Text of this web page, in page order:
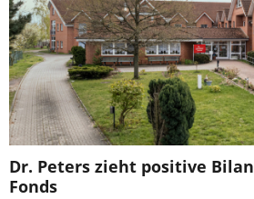
Dr. Peters zieht positive
Fonds